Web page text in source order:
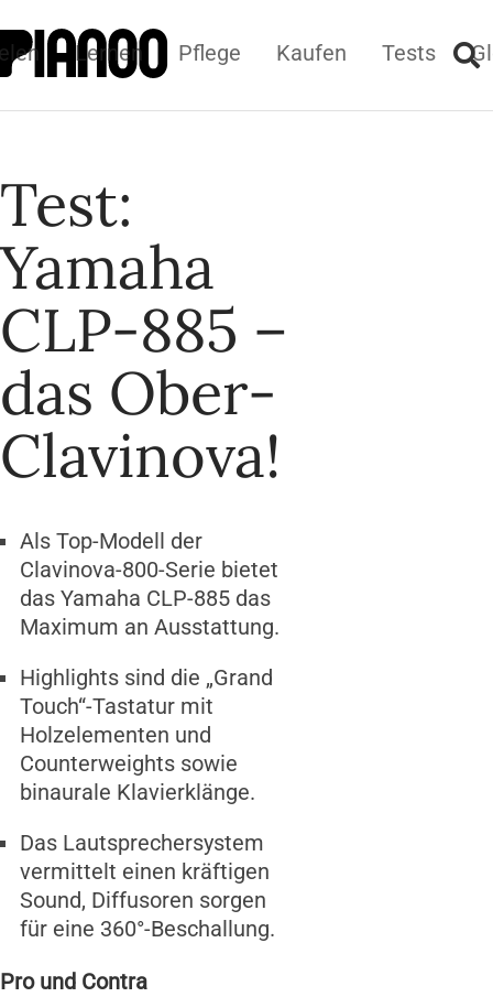
Lernen Pflege Kaufen Tests
Test:
Yamaha
CLP-885 –
das Ober-
Clavinova!
Als Top-Modell der
Clavinova-800-Serie bietet
das Yamaha CLP-885 das
Maximum an Ausstattung.
Highlights sind die „Grand
Touch“-Tastatur mit
Holzelementen und
Counterweights sowie
binaurale Klavierklänge.
Das Lautsprechersystem
vermittelt einen kräftigen
Sound, Diffusoren sorgen
für eine 360°-Beschallung.
Pro und Contra